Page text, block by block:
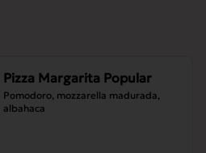
Pizza Margarita Popular
Pomodoro, mozzarella madurada,
albahaca